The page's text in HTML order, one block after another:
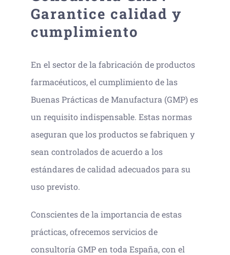
Garantice calidad y
cumplimiento
En el sector de la fabricación de productos
farmacéuticos, el cumplimiento de las
Buenas Prácticas de Manufactura (GMP) es
un requisito indispensable. Estas normas
aseguran que los productos se fabriquen y
sean controlados de acuerdo a los
estándares de calidad adecuados para su
uso previsto.
Conscientes de la importancia de estas
prácticas, ofrecemos servicios de
consultoría GMP en toda España, con el